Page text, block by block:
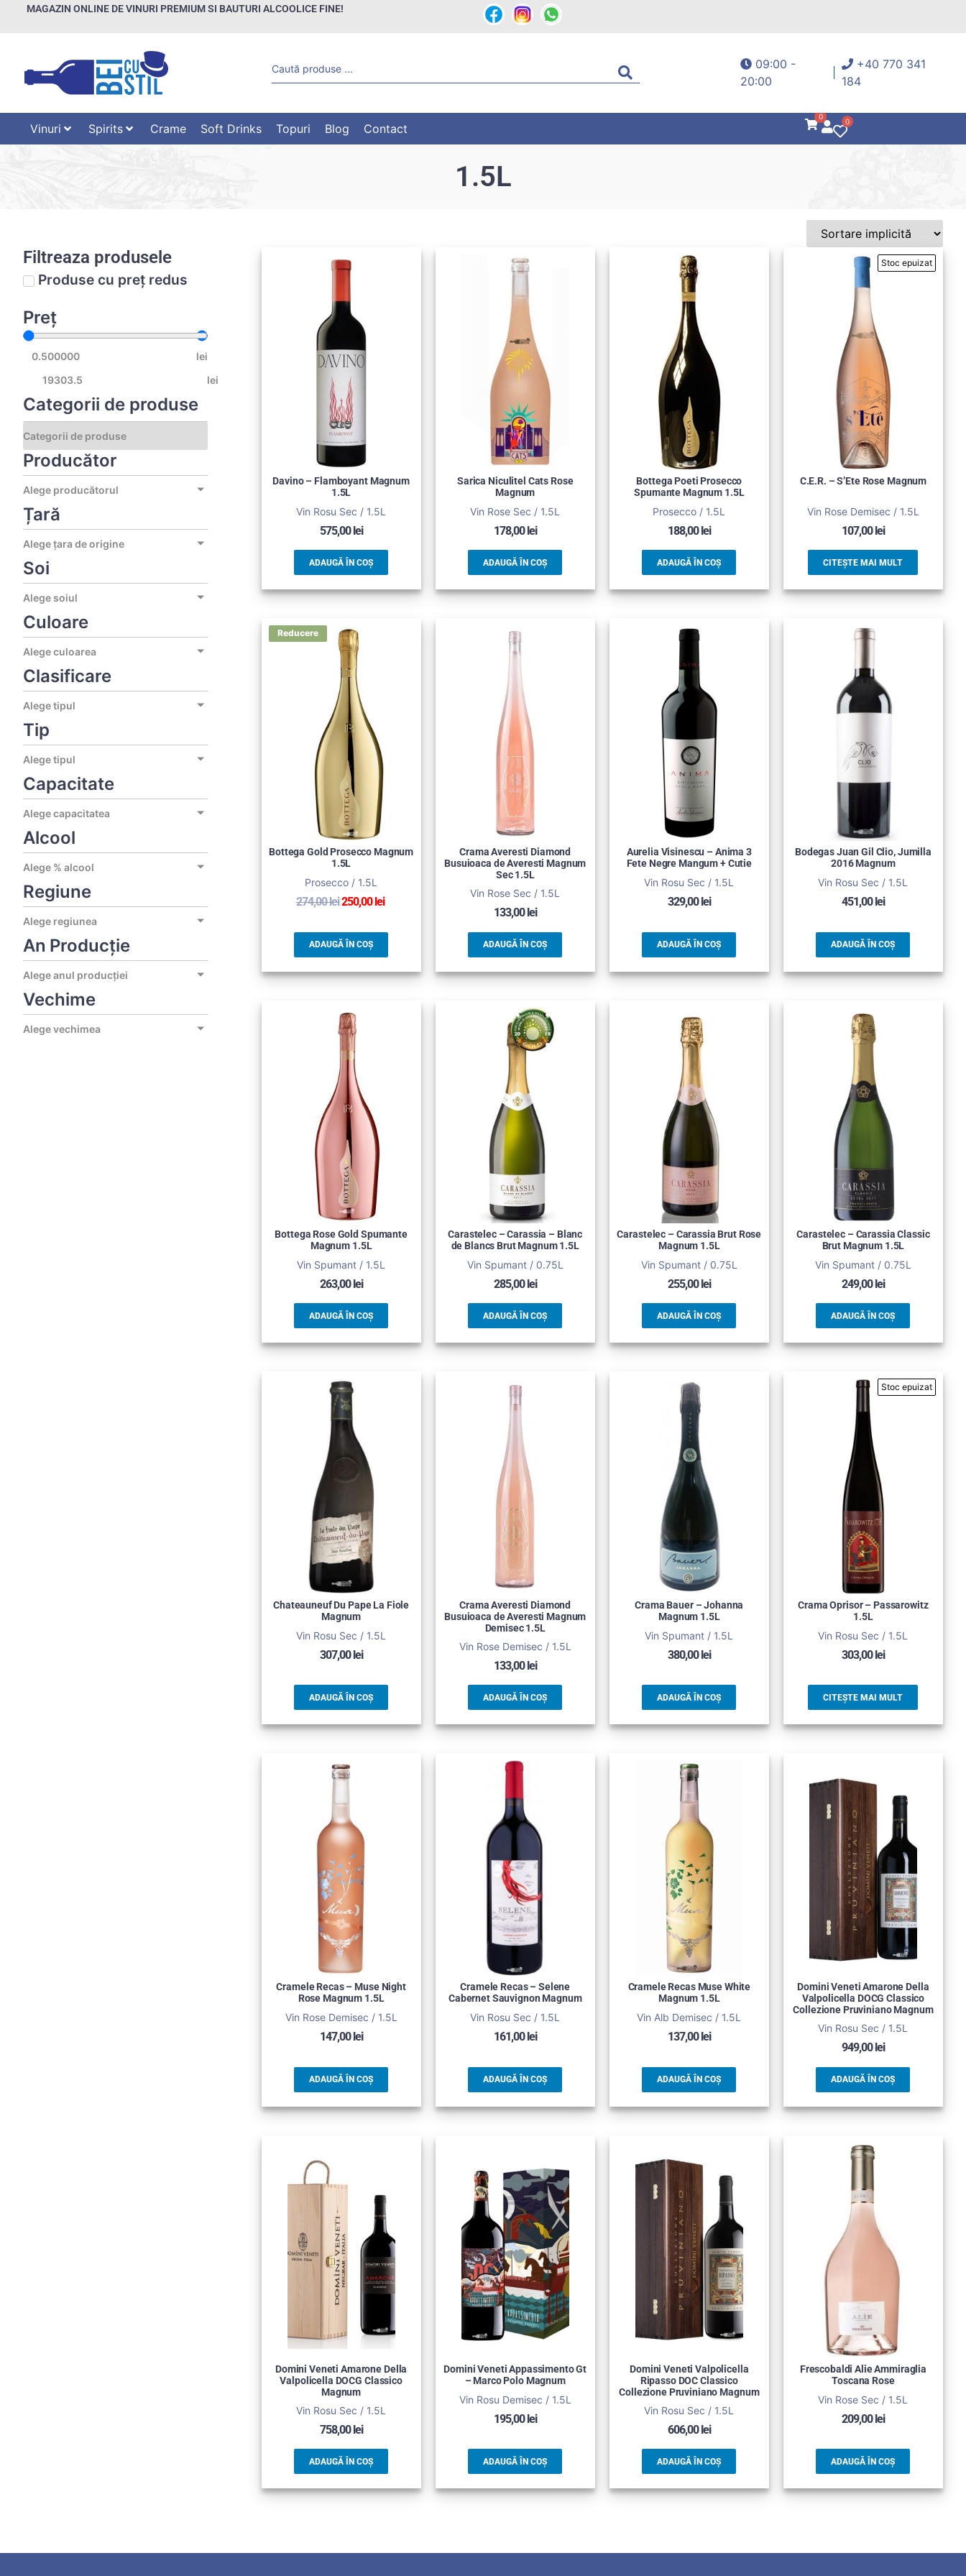
MAGAZIN ONLINE DE VINURI PREMIUM SI BAUTURI ALCOOLICE FINE!
09:00 -
20:00
+40 770 341
184
Vinuri Spirits Crame Soft Drinks Topuri Blog Contact
0
0
1.5L
Filtreaza produsele
Produse cu preț redus
Preț
lei
lei
Categorii de produse
Producător
Alege producătorul
Țară
Alege țara de origine
Soi
Alege soiul
Culoare
Alege culoarea
Clasificare
Alege tipul
Tip
Alege tipul
Capacitate
Alege capacitatea
Alcool
Alege % alcool
Regiune
Alege regiunea
An Producție
Alege anul producției
Vechime
Alege vechimea
Davino – Flamboyant Magnum
1.5L
Vin Rosu Sec / 1.5L
575,00lei
ADAUGĂ ÎN COȘ
Sarica Niculitel Cats Rose
Magnum
Vin Rose Sec / 1.5L
178,00lei
ADAUGĂ ÎN COȘ
Bottega Poeti Prosecco
Spumante Magnum 1.5L
Prosecco / 1.5L
188,00lei
ADAUGĂ ÎN COȘ
C.E.R. – S’Ete Rose Magnum
Vin Rose Demisec / 1.5L
107,00lei
CITEȘTE MAI MULT
Bottega Gold Prosecco Magnum
1.5L
Prosecco / 1.5L
274,00lei250,00 lei
ADAUGĂ ÎN COȘ
Crama Averesti Diamond
Busuioaca de Averesti Magnum
Sec 1.5L
Vin Rose Sec / 1.5L
133,00 lei
ADAUGĂ ÎN COȘ
Aurelia Visinescu – Anima 3
Fete Negre Mangum + Cutie
Vin Rosu Sec / 1.5L
329,00 lei
ADAUGĂ ÎN COȘ
Bodegas Juan Gil Clio, Jumilla
2016 Magnum
Vin Rosu Sec / 1.5L
451,00 lei
ADAUGĂ ÎN COȘ
Bottega Rose Gold Spumante
Magnum 1.5L
Vin Spumant / 1.5L
263,00lei
ADAUGĂ ÎN COȘ
Carastelec – Carassia – Blanc
de Blancs Brut Magnum 1.5L
Vin Spumant / 0.75L
285,00lei
ADAUGĂ ÎN COȘ
Carastelec – Carassia Brut Rose
Magnum 1.5L
Vin Spumant / 0.75L
255,00lei
ADAUGĂ ÎN COȘ
Carastelec – Carassia Classic
Brut Magnum 1.5L
Vin Spumant / 0.75L
249,00lei
ADAUGĂ ÎN COȘ
Chateauneuf Du Pape La Fiole
Magnum
Vin Rosu Sec / 1.5L
307,00lei
ADAUGĂ ÎN COȘ
Crama Averesti Diamond
Busuioaca de Averesti Magnum
Demisec 1.5L
Vin Rose Demisec / 1.5L
133,00lei
ADAUGĂ ÎN COȘ
Crama Bauer – Johanna
Magnum 1.5L
Vin Spumant / 1.5L
380,00lei
ADAUGĂ ÎN COȘ
Crama Oprisor – Passarowitz
1.5L
Vin Rosu Sec / 1.5L
303,00lei
CITEȘTE MAI MULT
Cramele Recas – Muse Night
Rose Magnum 1.5L
Vin Rose Demisec / 1.5L
147,00 lei
ADAUGĂ ÎN COȘ
Cramele Recas – Selene
Cabernet Sauvignon Magnum
Vin Rosu Sec / 1.5L
161,00 lei
ADAUGĂ ÎN COȘ
Cramele Recas Muse White
Magnum 1.5L
Vin Alb Demisec / 1.5L
137,00 lei
ADAUGĂ ÎN COȘ
Domini Veneti Amarone Della
Valpolicella DOCG Classico
Collezione Pruviniano Magnum
Vin Rosu Sec / 1.5L
949,00 lei
ADAUGĂ ÎN COȘ
Domini Veneti Amarone Della
Valpolicella DOCG Classico
Magnum
Vin Rosu Sec / 1.5L
758,00lei
ADAUGĂ ÎN COȘ
Domini Veneti Appassimento Gt
– Marco Polo Magnum
Vin Rosu Demisec / 1.5L
195,00lei
ADAUGĂ ÎN COȘ
Domini Veneti Valpolicella
Ripasso DOC Classico
Collezione Pruviniano Magnum
Vin Rosu Sec / 1.5L
606,00lei
ADAUGĂ ÎN COȘ
Frescobaldi Alie Ammiraglia
Toscana Rose
Vin Rose Sec / 1.5L
209,00lei
ADAUGĂ ÎN COȘ